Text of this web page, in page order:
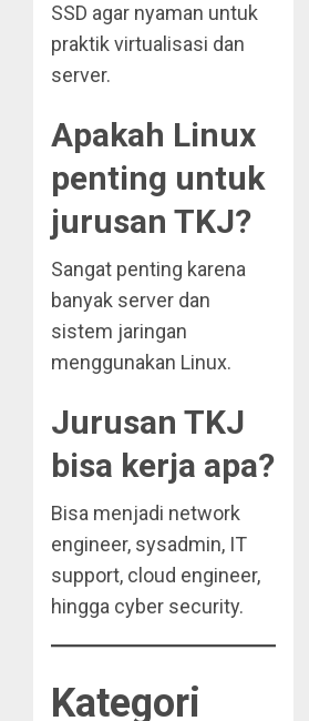
SSD agar nyaman untuk
praktik virtualisasi dan
server.
Apakah Linux
penting untuk
jurusan TKJ?
Sangat penting karena
banyak server dan
sistem jaringan
menggunakan Linux.
Jurusan TKJ
bisa kerja apa?
Bisa menjadi network
engineer, sysadmin, IT
support, cloud engineer,
hingga cyber security.
Kategori